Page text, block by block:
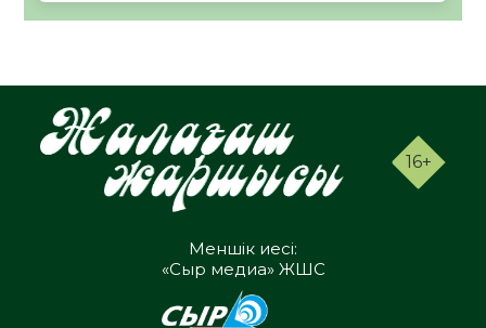
16+
Меншік иесі:
«Сыр медиа» ЖШС